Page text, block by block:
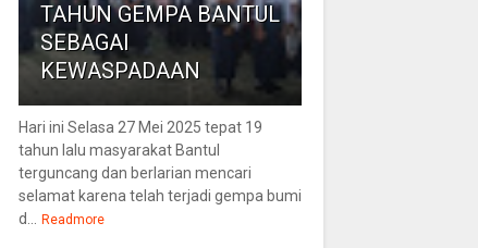
TAHUN GEMPA BANTUL
SEBAGAI
KEWASPADAAN
Hari ini Selasa 27 Mei 2025 tepat 19
tahun lalu masyarakat Bantul
terguncang dan berlarian mencari
selamat karena telah terjadi gempa bumi
d...
Readmore